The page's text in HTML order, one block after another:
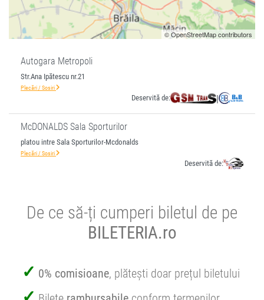
© OpenStreetMap contributors
Autogara Metropoli
Str.Ana Ipătescu nr.21
Plecări / Sosiri
Deservită de: |
McDONALDS Sala Sporturilor
platou intre Sala Sporturilor-Mcdonalds
Plecări / Sosiri
Deservită de:
De ce să-ți cumperi biletul de pe
BILETERIA.ro
0% comisioane, plătești doar prețul biletului